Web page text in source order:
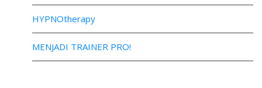
HYPNOtherapy
MENJADI TRAINER PRO!